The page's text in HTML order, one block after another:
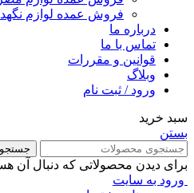
فروش عمده لوازم
درباره ما
تماس با ما
قوانین و مقررات
وبلاگ
ورود / ثبت نام
سبد خرید
بستن
جستجو
برای دیدن محصولاتی که دنبال آن
ورود به سایت